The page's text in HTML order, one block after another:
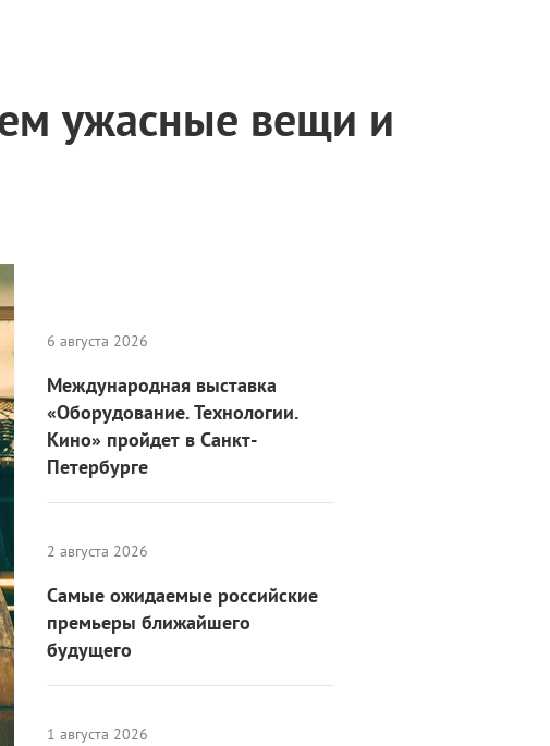
ужасные вещи и
6 августа 2026
Международная выставка
«Оборудование. Технологии.
Кино» пройдет в Санкт-
Петербурге
2 августа 2026
Самые ожидаемые российские
премьеры ближайшего
будущего
1 августа 2026